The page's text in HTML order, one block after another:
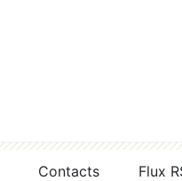
Contacts
Flux